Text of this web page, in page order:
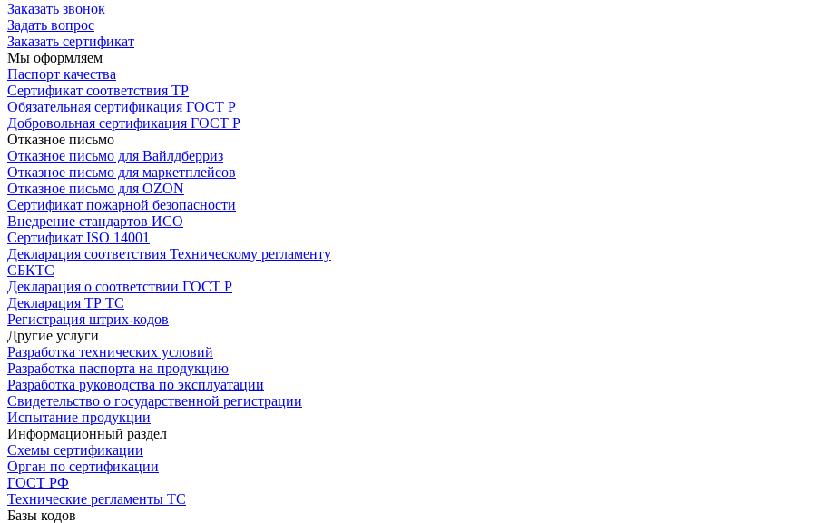
Заказать звонок
Задать вопрос
Заказать сертификат
Мы оформляем
Паспорт качества
Сертификат соответствия ТР
Обязательная сертификация ГОСТ Р
Добровольная сертификация ГОСТ Р
Отказное письмо
Отказное письмо для Вайлдберриз
Отказное письмо для маркетплейсов
Отказное письмо для OZON
Сертификат пожарной безопасности
Внедрение стандартов ИСО
Сертификат ISO 14001
Декларация соответствия Техническому регламенту
СБКТС
Декларация о соответствии ГОСТ Р
Декларация ТР ТС
Регистрация штрих-кодов
Другие услуги
Разработка технических условий
Разработка паспорта на продукцию
Разработка руководства по эксплуатации
Свидетельство о государственной регистрации
Испытание продукции
Информационный раздел
Схемы сертификации
Орган по сертификации
ГОСТ РФ
Технические регламенты ТС
Базы кодов